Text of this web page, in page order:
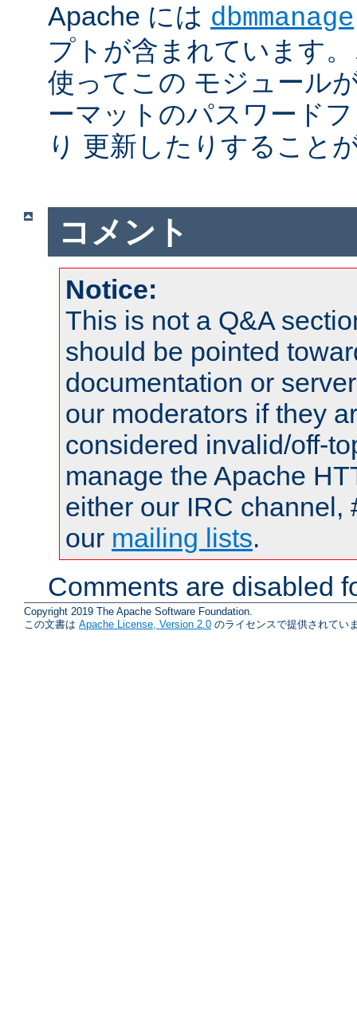
Apache には dbmmanage
プトが含まれています
使ってこの モジュール
ーマットのパスワード
り 更新したりすること
コメント
Notice:
This is not a Q&A
should be pointed
documentation or
our moderators if they
considered invalid/off-
manage the Apache
either our IRC channel,
our mailing lists.
Comments are disabled
Copyright 2019 The Apache Software Foundation.
この文書は Apache License, Version 2.0 のライセンスで提供されてい